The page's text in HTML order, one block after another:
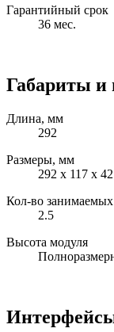
Гарантийный срок
36 мес.
Габариты и
Длина, мм
292
Размеры, мм
292 x 117 x 42
Кол-во занимаемых
2.5
Высота модуля